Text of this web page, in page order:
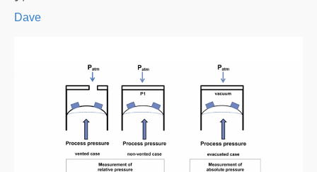
Dave